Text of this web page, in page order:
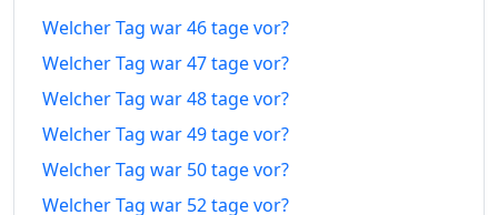
vor
22.06.26
tage in
45 tage
vor
21.06.26
tage in
46 tage
20.06.26
46
Welcher Tag war 46 tage vor?
Welcher Tag war 47 tage vor?
Welcher Tag war 48 tage vor?
Welcher Tag war 49 tage vor?
Welcher Tag war 50 tage vor?
Welcher Tag war 52 tage vor?